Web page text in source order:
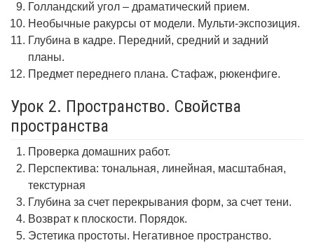
Голландский угол – драматический прием.
Необычные ракурсы от модели. Мульти-экспозиция.
Глубина в кадре. Передний, средний и задний
планы.
Предмет переднего плана. Стафаж, рюкенфиге.
Урок 2. Пространство. Свойства
пространства
Проверка домашних работ.
Перспектива: тональная, линейная, масштабная,
текстурная
Глубина за счет перекрывания форм, за счет тени.
Возврат к плоскости. Порядок.
Эстетика простоты. Негативное пространство.